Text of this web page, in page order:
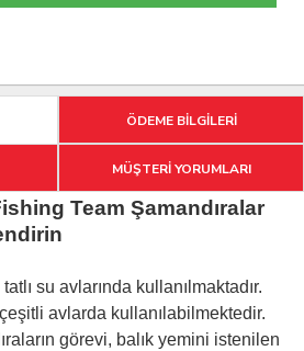
ÖDEME BİLGİLERİ
MÜŞTERİ YORUMLARI
Team Şamandıralar
su avlarında kullanılmaktadır.
avlarda kullanılabilmektedir.
görevi, balık yemini istenilen